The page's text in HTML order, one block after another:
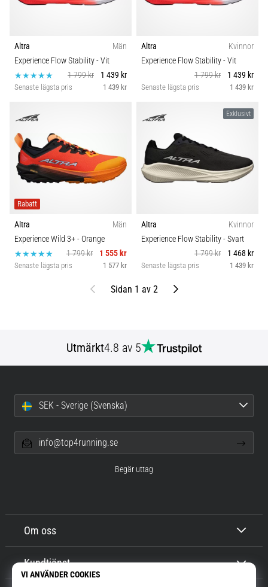
Altra
Män
Experience Flow Stability- Vit
1 799 kr
1 439 kr
Senaste lägsta pris 1 439 kr
Altra
Kvinnor
Experience Flow Stability- Vit
1 799 kr
1 439 kr
Senaste lägsta pris 1 439 kr
Rabatt
Altra
Män
Experience Wild 3+- Orange
1 799 kr
1 555 kr
Senaste lägsta pris 1 577 kr
Exklusivt
Altra
Kvinnor
Experience Flow Stability- Svart
1 799 kr
1 468 kr
Senaste lägsta pris 1 439 kr
Föregående
Sidan 1 av 2 Nästa
Utmärkt4.8 av 5
Om oss
Kundtjänst
SEK - Sverige (Svenska)
info@top4running.se
Begär uttag